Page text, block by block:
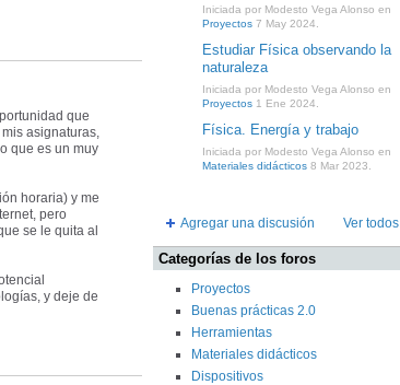
que
asignaturas,
que es un muy
horaria) y me
pero
se le quita al
y deje de
Iniciada por Modesto Vega Alonso en
Proyectos 7 May 2024.
Estudiar Física observando la
naturaleza
Iniciada por Modesto Vega Alonso en
Proyectos 1 Ene 2024.
Física. Energía y trabajo
Iniciada por Modesto Vega Alonso en
Materiales didácticos 8 Mar 2023.
Agregar una discusión Ver todos
Categorías de los foros
Proyectos
Buenas prácticas 2.0
Herramientas
Materiales didácticos
Dispositivos